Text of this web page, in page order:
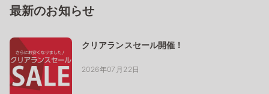
最新のお知らせ
クリアランスセール開催！
2026年07月22日